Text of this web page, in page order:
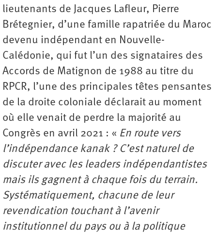
lieutenants de Jacques Lafleur, Pierre
Brétegnier, d’une famille rapatriée du Maroc
devenu indépendant en Nouvelle-
Calédonie, qui fut l’un des signataires des
Accords de Matignon de 1988 au titre du
RPCR, l’une des principales têtes pensantes
de la droite coloniale déclarait au moment
où elle venait de perdre la majorité au
Congrès en avril 2021 : « En route vers
l’indépendance kanak ? C’est naturel de
discuter avec les leaders indépendantistes
mais ils gagnent à chaque fois du terrain.
Systématiquement, chacune de leur
revendication touchant à l’avenir
institutionnel du pays ou à la politique